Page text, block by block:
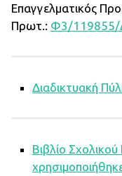
Επαγγελματικός
Πρωτ.: Φ3/119855/
Διαδικτυακή
Βιβλίο